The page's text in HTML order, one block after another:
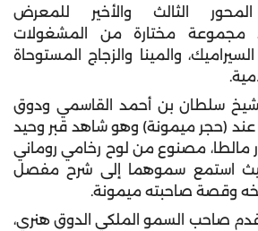
الثالث والأخير للمعرض
مجموعة مختارة من المشغولات
والمينا والزجاج المستوحاة
سلطان بن أحمد القاسمي ودوق
عند (حجر ميمونة) وهو شاهد قبر وحيد
مالطا، مصنوع من لوح رخامي روماني
حيث استمع سموهما إلى شرح مفصل
وقصة صاحبته ميمونة.
قدم صاحب السمو الملكي الدوق هنري،